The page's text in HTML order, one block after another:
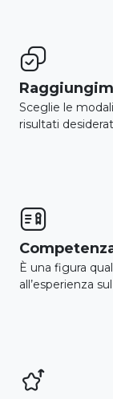

Sceglie le
risultati

È una figura
all’esperienza
